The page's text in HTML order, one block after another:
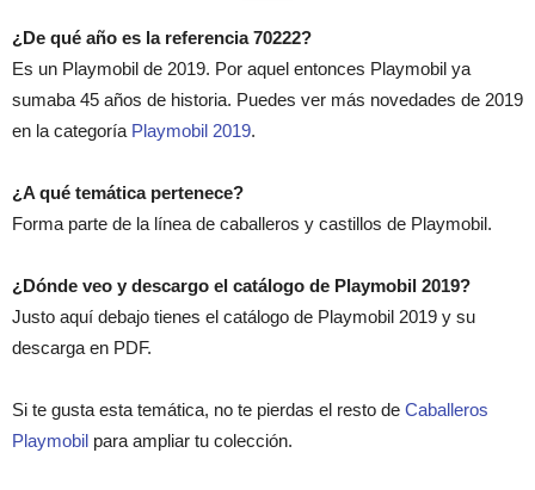
¿De qué año es la referencia 70222?
Es un Playmobil de 2019. Por aquel entonces Playmobil ya
sumaba 45 años de historia. Puedes ver más novedades de 2019
en la categoría Playmobil 2019.
¿A qué temática pertenece?
Forma parte de la línea de caballeros y castillos de Playmobil.
¿Dónde veo y descargo el catálogo de Playmobil 2019?
Justo aquí debajo tienes el catálogo de Playmobil 2019 y su
descarga en PDF.
Si te gusta esta temática, no te pierdas el resto de Caballeros
Playmobil para ampliar tu colección.